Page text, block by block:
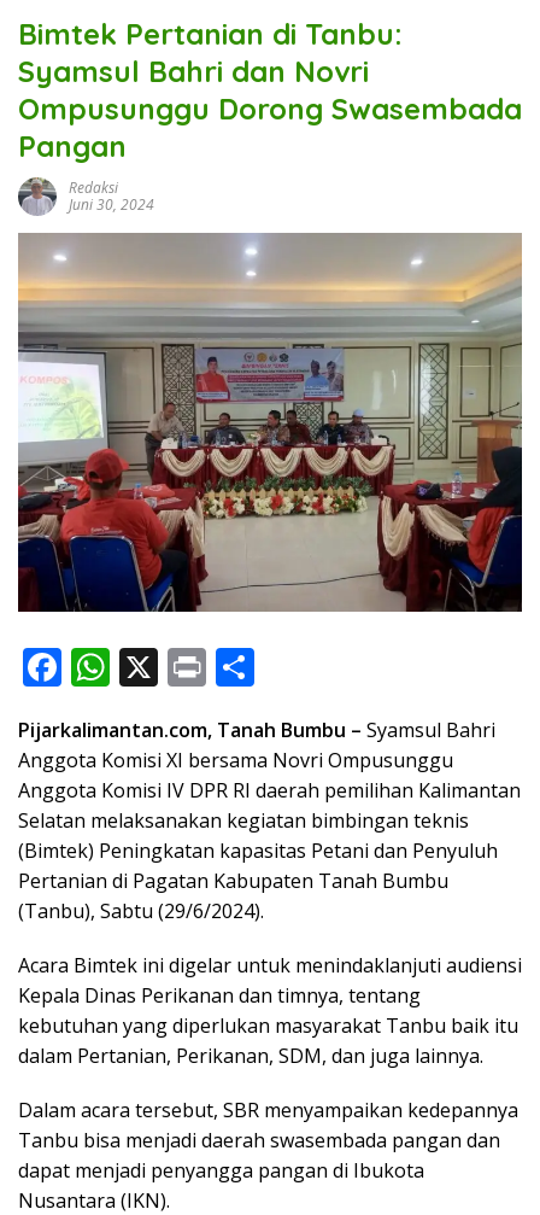
Bimtek Pertanian di Tanbu:
Syamsul Bahri dan Novri
Ompusunggu Dorong Swasembada
Pangan
Redaksi
Juni 30, 2024
F
ac
e
b
o
o
k
W
h
at
s
A
p
p
X Pr
in
t ar
e
Pijarkalimantan.com, Tanah Bumbu – Syamsul Bahri
Anggota Komisi XI bersama Novri Ompusunggu
Anggota Komisi IV DPR RI daerah pemilihan Kalimantan
Selatan melaksanakan kegiatan bimbingan teknis
(Bimtek) Peningkatan kapasitas Petani dan Penyuluh
Pertanian di Pagatan Kabupaten Tanah Bumbu
(Tanbu), Sabtu (29/6/2024).
Acara Bimtek ini digelar untuk menindaklanjuti audiensi
Kepala Dinas Perikanan dan timnya, tentang
kebutuhan yang diperlukan masyarakat Tanbu baik itu
dalam Pertanian, Perikanan, SDM, dan juga lainnya.
Dalam acara tersebut, SBR menyampaikan kedepannya
Tanbu bisa menjadi daerah swasembada pangan dan
dapat menjadi penyangga pangan di Ibukota
Nusantara (IKN).